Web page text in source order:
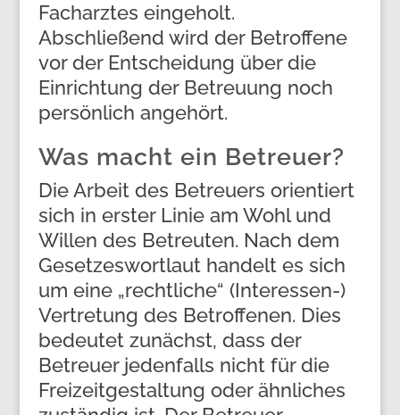
Facharztes eingeholt.
Abschließend wird der Betroffene
vor der Entscheidung über die
Einrichtung der Betreuung noch
persönlich angehört.
Was macht ein Betreuer?
Die Arbeit des Betreuers orientiert
sich in erster Linie am Wohl und
Willen des Betreuten. Nach dem
Gesetzeswortlaut handelt es sich
um eine „rechtliche“ (Interessen-)
Vertretung des Betroffenen. Dies
bedeutet zunächst, dass der
Betreuer jedenfalls nicht für die
Freizeitgestaltung oder ähnliches